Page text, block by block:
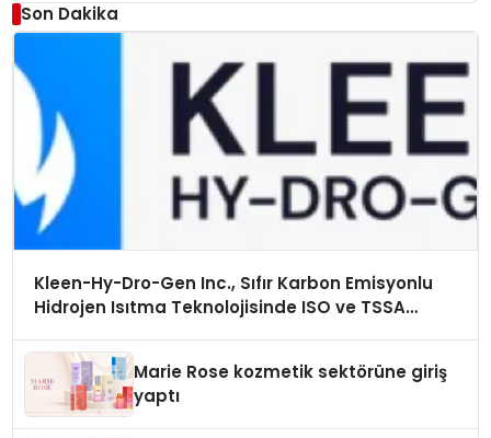
Son Dakika
Kleen-Hy-Dro-Gen Inc., Sıfır Karbon Emisyonlu
Hidrojen Isıtma Teknolojisinde ISO ve TSSA
Marie Rose kozmetik sektörüne giriş
yaptı